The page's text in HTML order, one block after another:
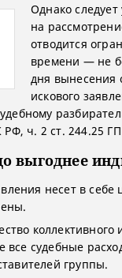
Однако
на
отводится
времени — не
дня вынесения
искового
ч. 2 ст. 244.25
выгоднее
несет в
коллективного
судебные
группы.